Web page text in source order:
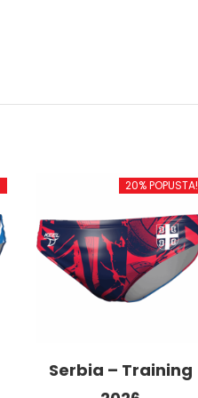
20% POPUSTA!
Serbia – Training